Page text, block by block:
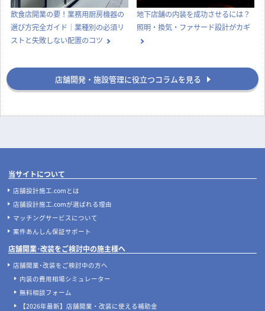
飲食店開業の要！業務用厨房機器の
選び方完全ガイド｜業種別の必須リ
ストと失敗しない配置のコツ
地下店舗の内装を成功させるには？
照明・換気・ファサード設計がカギ
店舗開発・施設管理に役立つコラムを見る
当サイトについて
店舗設計施工.comとは
店舗設計施工.comが選ばれる理由
マッチングサービスについて
案件あんしん保証サポート
店舗開業･改装をご検討中の施主様へ
店舗開業･改装をご検討中の方へ
内装の費用相場シミュレーター
無料相談フォーム
【2026年最新】店舗開業・改装に使える補助金